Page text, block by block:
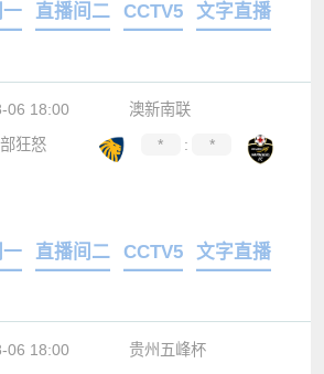
一 直播间二 CCTV5 文字直播
06 18:00
澳新南联
狂怒
* :
*
一 直播间二 CCTV5 文字直播
06 18:00
贵州五峰杯